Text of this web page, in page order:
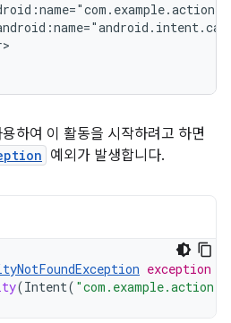
하여 이 활동을 시작하려고 하면
예외가 발생합니다.
exception
(Intent( "com.example.action.